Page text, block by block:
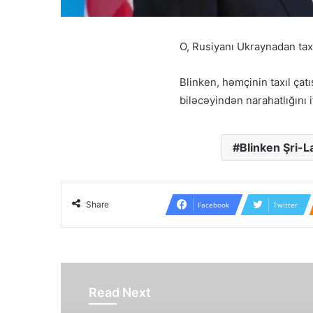
O, Rusiyanı Ukraynadan
Blinken, həmçinin taxıl
biləcəyindən narahatlığını
Blinken Şri-
Share Facebook Twitter
Read Next